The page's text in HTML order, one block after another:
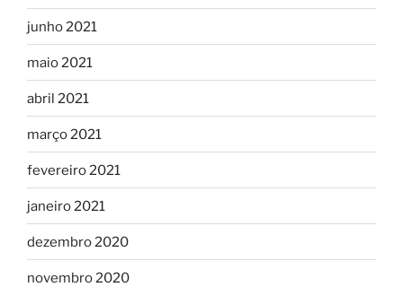
junho 2021
maio 2021
abril 2021
março 2021
fevereiro 2021
janeiro 2021
dezembro 2020
novembro 2020